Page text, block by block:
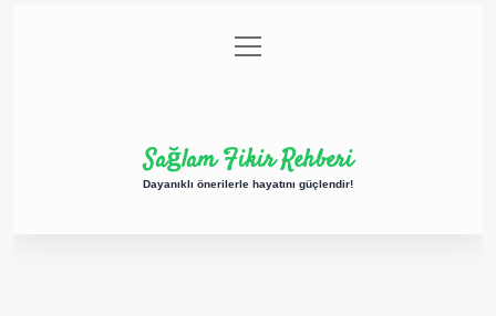
Gizlilik Politikası
menüyü
aç
Sağlam Fikir Rehberi
Dayanıklı önerilerle hayatını güçlendir!